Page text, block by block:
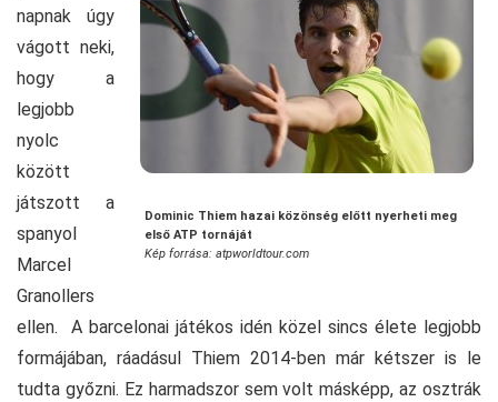
Dominic Thiem hazai közönség előtt nyerheti meg
első ATP tornáját
Kép forrása: atpworldtour.com
napnak úgy
vágott neki,
hogy a
legjobb
nyolc
között
játszott a
spanyol
Marcel
Granollers
ellen. A barcelonai játékos idén közel sincs élete legjobb
formájában, ráadásul Thiem 2014-ben már kétszer is le
tudta győzni. Ez harmadszor sem volt másképp, az osztrák